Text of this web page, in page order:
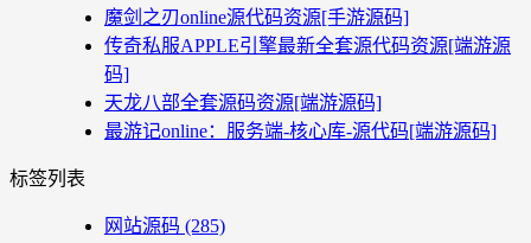
魔剑之刃online源代码资源[手游源码]
传奇私服APPLE引擎最新全套源代码资源[端游源
码]
天龙八部全套源码资源[端游源码]
最游记online：服务端-核心库-源代码[端游源码]
标签列表
网站源码 (285)